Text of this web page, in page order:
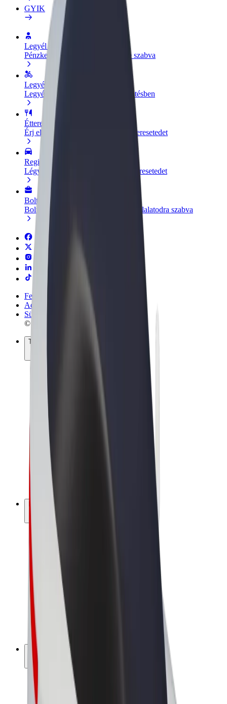
GYIK
Legyél sofőr
Pénzkereseti lehetőség igényeidre szabva
Legyél futár
Legyél futár és részesülj heti kifizetésben
Étterem vagy üzlet hozzáadása
Érj el több felhasználót és növeld keresetedet
Regisztrálj flottatulajdonosként
Légy Bolt flottapartner és növeld keresetedet
Bolt for Business
Bolt termékek és szolgáltatások a vállalatodra szabva
Felhasználási feltételek
Adatvédelem
Sütik
© 2026 Bolt Technology OÜ
Termékek
Rollerek
Bolt Market
Bolt Food
Bolt Drive
Bolt cégeknek
E-kerékpárok
Bolt Plus
Keress a Bolttal
Sofőrök
Sofőr kereset
Futárok
Futár kereset
Bolt Food kereskedők
Flották
Franchise-ok
A Bolt-ról